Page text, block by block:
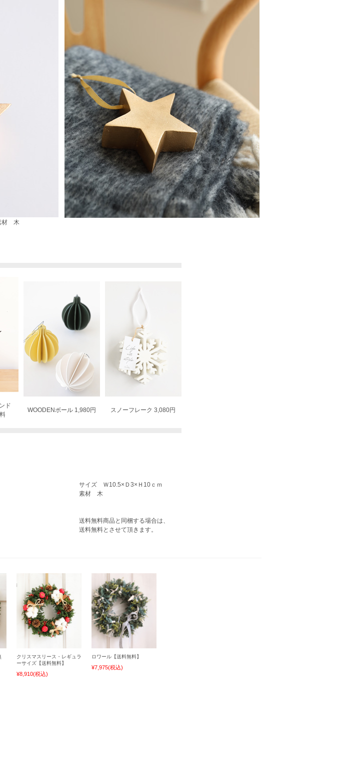
材 木
ド
WOODENボール 1,980円 スノーフレーク 3,080円
サイズ Ｗ10.5×Ｄ3×Ｈ10ｃｍ
素材 木
送料無料商品と同梱する場合は、
送料無料とさせて頂きます。
クリスマスリース・レギュラ
ーサイズ【送料無料】
¥8,910(税込)
ロワール【送料無料】
¥7,975(税込)